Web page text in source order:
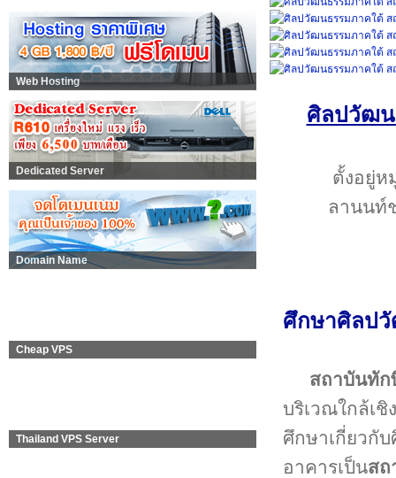
Web Hosting
Dedicated Server
Domain Name
Cheap VPS
Thailand VPS Server
ศิลปวัฒน
ตั้งอยู่ห
ลานนท์
ศึกษาศิลป
สถาบันทั
บริเวณใกล้เชิง
ศึกษาเกี่ยวกั
อาคารเป็นสถ